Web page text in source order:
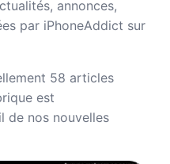
annonces,
par iPhoneAddict sur
58 articles
est
de nos nouvelles